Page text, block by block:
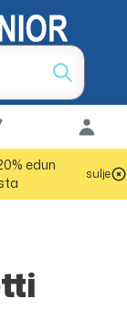
edun
sulje